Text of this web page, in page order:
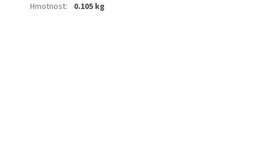
Hmotnost: 0.105 kg